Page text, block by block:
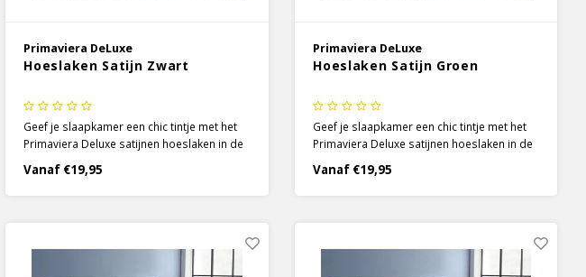
Primaviera DeLuxe
Hoeslaken Satijn Zwart
Geef je slaapkamer een chic tintje met het
Primaviera Deluxe satijnen hoeslaken in de
gemaakt van 100% katoen, wat door de
satijnen weeftechniek een zachte, soepele
Vanaf €19,95
Primaviera DeLuxe
Hoeslaken Satijn Groen
Geef je slaapkamer een chic tintje met het
Primaviera Deluxe satijnen hoeslaken in de
gemaakt van 100% katoen, wat door de
satijnen weeftechniek een zachte, soepele
Vanaf €19,95